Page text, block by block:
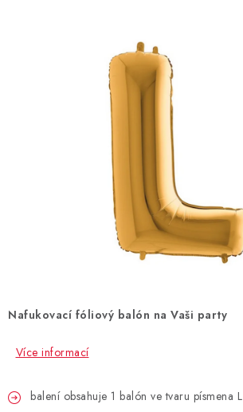
SVATEBNÍ DOPLŇKY
BARVY NA OBLIČEJ A VLASY
BLAHOPŘÁNÍ
DORTOVÉ SVÍČKY A OZDOBY
DÁRKY
HELIUM NA BALÓNKY
LAMPIONY
Nafukovací fóliový balón na Vaši party
Více informací
balení obsahuje 1 balón ve tvaru písmena L